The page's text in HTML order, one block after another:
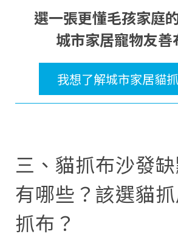
選一張更懂毛孩家庭
城市家居寵物友善
我想了解城市家居貓
三、貓抓布沙發
有哪些？該選貓
抓布？